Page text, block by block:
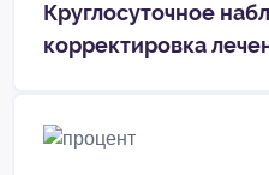
Круглосуточное
корректировка